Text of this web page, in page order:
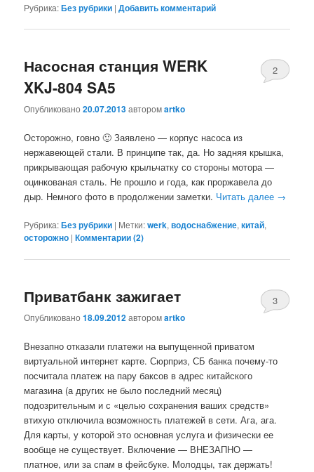
Рубрика:Без рубрики |Добавить комментарий
Насосная станция WERK
XKJ-804 SA5
Опубликовано20.07.2013авторомartko
2
Осторожно, говно 🙂 Заявлено — корпус насоса из
нержавеющей стали. В принципе так, да. Но задняя крышка,
прикрывающая рабочую крыльчатку со стороны мотора —
оцинкованая сталь. Не прошло и года, как проржавела до
дыр. Немного фото в продолжении заметки. Читать далее →
Рубрика:Без рубрики | Метки:werk,водоснабжение,китай,
осторожно |Комментарии (2)
Приватбанк зажигает
Опубликовано18.09.2012авторомartko
3
Внезапно отказали платежи на выпущенной приватом
виртуальной интернет карте. Сюрприз, СБ банка почему-то
посчитала платеж на пару баксов в адрес китайского
магазина (а других не было последний месяц)
подозрительным и с «целью сохранения ваших средств»
втихую отключила возможность платежей в сети. Ага, ага.
Для карты, у которой это основная услуга и физически ее
вообще не существует. Включение — ВНЕЗАПНО —
платное, или за спам в фейсбуке. Молодцы, так держать!